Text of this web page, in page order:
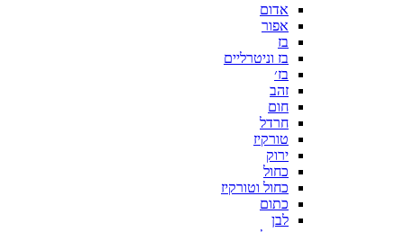
אדום
אפור
בז
בז וניטרליים
בז׳
זהב
חום
חרדל
טורקיז
ירוק
כחול
כחול וטורקיז
כתום
לבן